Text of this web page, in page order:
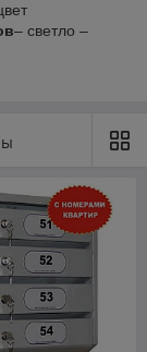
– светло –
таких
ВСЕ
для
как
на
Петли в